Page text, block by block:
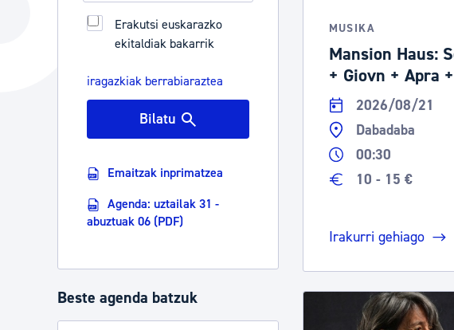
Hiria
Hiria ezagutu
Etorkizuneko hiria
Albisteak
Abisuak
Kultur agenda
Erakutsi euskarazko
ekitaldiak bakarrik
iragazkiak berrabiaraztea
Bilatu
Emaitzak inprimatzea
Agenda: uztailak 31 -
abuztuak 06 (PDF)
Beste agenda batzuk
MUSIKA
Mansion Haus:
+ Giovn + Apra
2026/08/21
Dabadaba
00:30
10 - 15 €
Irakurri gehiago